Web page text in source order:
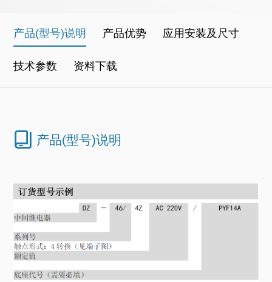
产品(型号)说明 产品优势 应用安装及尺寸
技术参数 资料下载
产品(型号)说明